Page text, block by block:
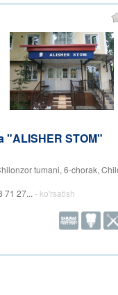
"ALISHER STOM"
tumani, 6-chorak,
71 27... - ko'rsatish